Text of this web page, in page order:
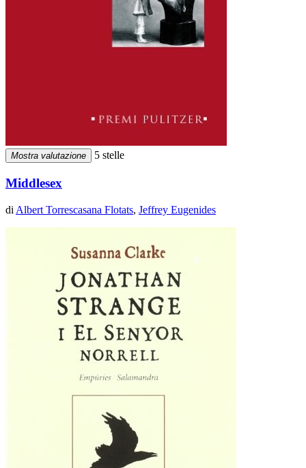
Mostra valutazione 5 stelle
Middlesex
di Albert Torrescasana Flotats, Jeffrey Eugenides